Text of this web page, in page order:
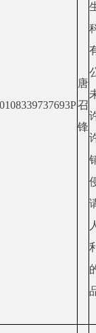
唐
召
锋